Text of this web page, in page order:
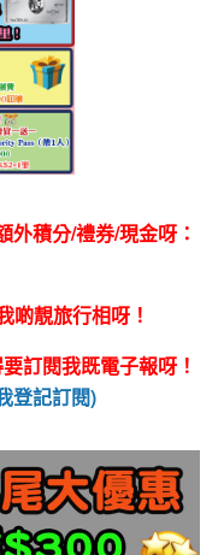
積分/禮券/現金呀：
啲靚旅行相呀！
訂閱我既電子報呀！
登記訂閱)